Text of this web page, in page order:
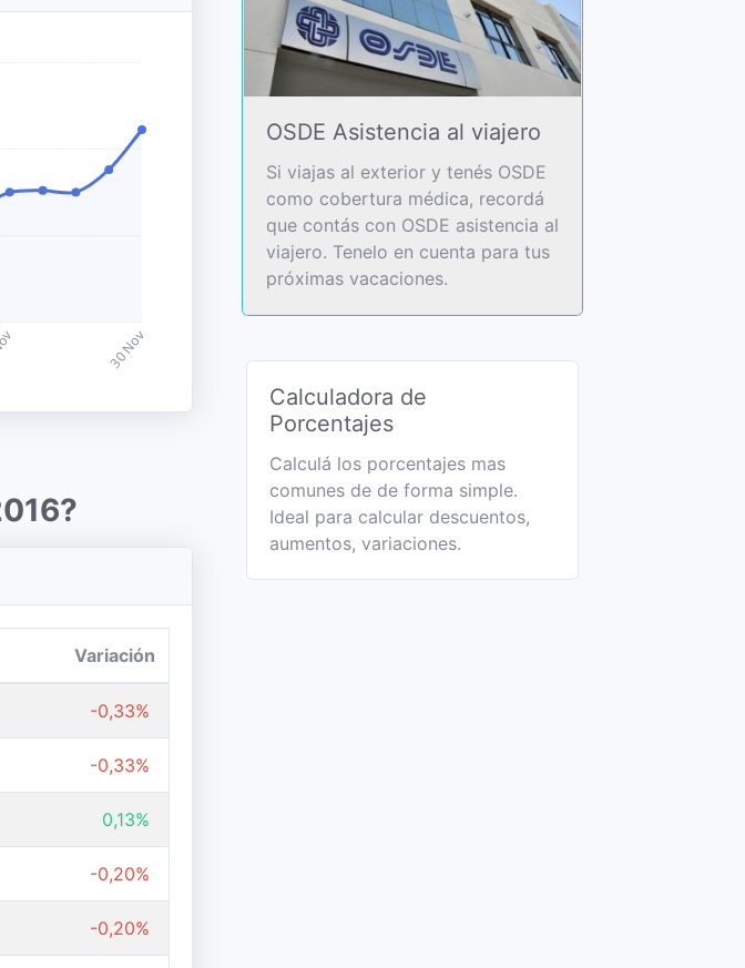
Variación
-0,33%
-0,33%
0,13%
-0,20%
-0,20%
OSDE Asistencia al viajero
Si viajas al exterior y tenés OSDE
como cobertura médica, recordá
que contás con OSDE asistencia al
viajero. Tenelo en cuenta para tus
próximas vacaciones.
Calculadora de
Porcentajes
Calculá los porcentajes mas
comunes de de forma simple.
Ideal para calcular descuentos,
aumentos, variaciones.